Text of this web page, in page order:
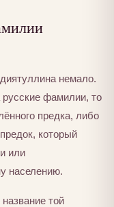
немало.
фамилии, то
предка, либо
который
или
населению.
той